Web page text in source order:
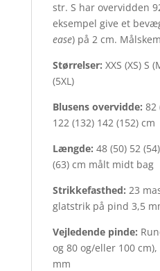
str. S har overvidden
eksempel give et
ease) på 2 cm.
Størrelser: XXS (XS) S
(5XL)
Blusens overvidde: 82
122 (132) 142 (152) cm
Længde: 48 (50) 52
(63) cm målt midt bag
Strikkefasthed: 23
glatstrik på pind 3,5
Vejledende pinde:
og 80 og/eller 100
mm